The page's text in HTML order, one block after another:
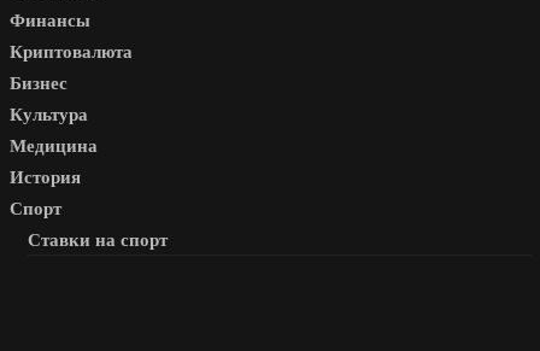
Финансы
Криптовалюта
Бизнес
Культура
Медицина
История
Спорт
Ставки на спорт